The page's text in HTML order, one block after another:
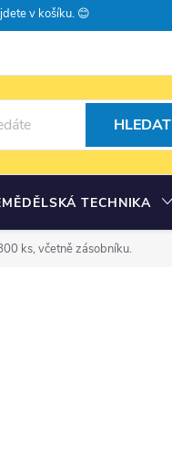
v košíku. 😊
HLEDAT
TECHNIKA
ks, včetně zásobníku.